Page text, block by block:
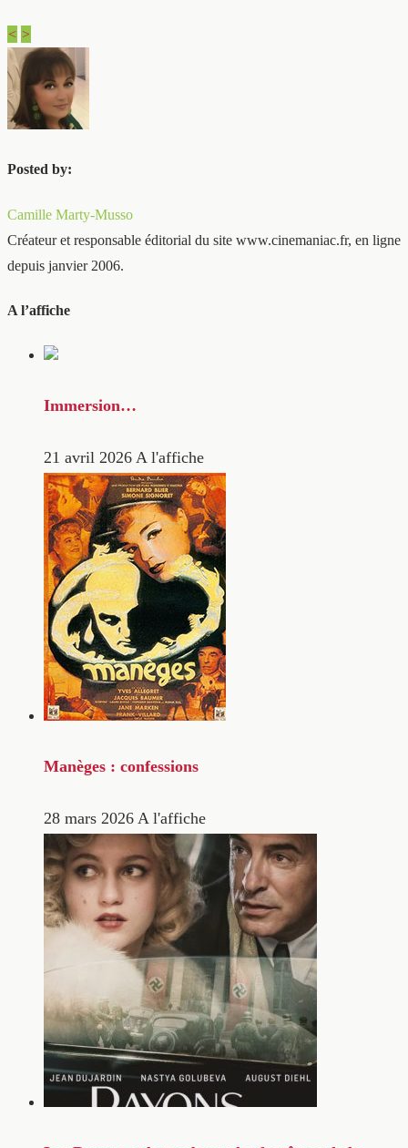
< >
Posted by:
Camille Marty-Musso
Créateur et responsable éditorial du site www.cinemaniac.fr, en ligne
depuis janvier 2006.
A l’affiche
Immersion…
21 avril 2026 A l'affiche
Manèges : confessions
28 mars 2026 A l'affiche